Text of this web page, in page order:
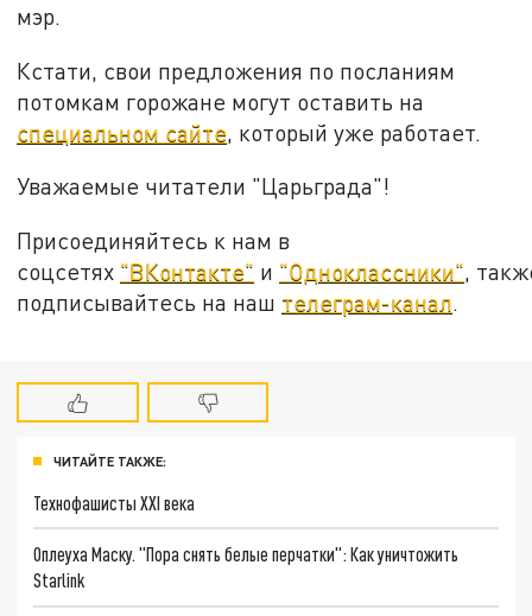
мэр.
Кстати, свои предложения по посланиям
потомкам горожане могут оставить на
специальном сайте , который уже работает.
Уважаемые читатели "Царьграда"!
Присоединяйтесь к нам в
соцсетях "ВКонтакте" и "Одноклассники",
подписывайтесь на наш телеграм-канал.
ЧИТАЙТЕ ТАКЖЕ:
Технофашисты XXI века
Оплеуха Маску. "Пора снять белые перчатки": Как уничтожить
Starlink